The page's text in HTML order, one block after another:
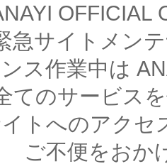
OFFICIAL
急サイトメン
ス作業中は
てのサービス
トへのアクセ
ご不便をおか